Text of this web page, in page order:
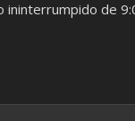
ininterrumpido de